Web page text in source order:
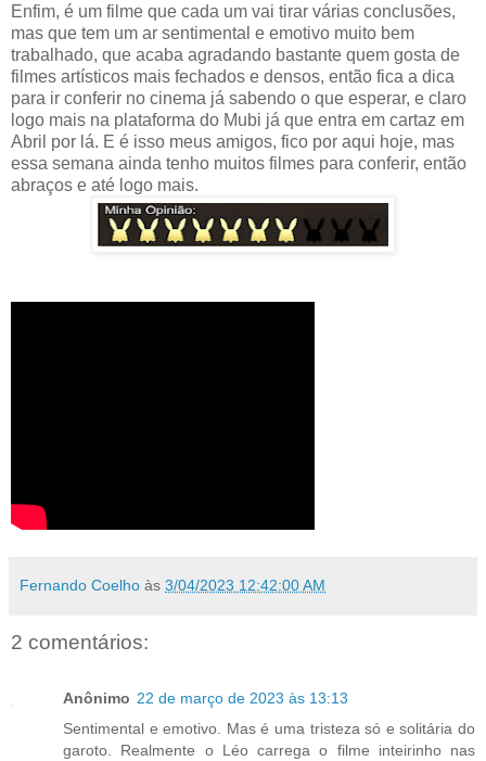
Enfim, é um filme que cada um vai tirar várias conclusões,
mas que tem um ar sentimental e emotivo muito bem
trabalhado, que acaba agradando bastante quem gosta de
filmes artísticos mais fechados e densos, então fica a dica
para ir conferir no cinema já sabendo o que esperar, e claro
logo mais na plataforma do Mubi já que entra em cartaz em
Abril por lá. E é isso meus amigos, fico por aqui hoje, mas
essa semana ainda tenho muitos filmes para conferir, então
abraços e até logo mais.
Fernando Coelho às 3/04/2023 12:42:00 AM
2 comentários:
Anônimo 22 de março de 2023 às 13:13
Sentimental e emotivo. Mas é uma tristeza só e solitária do
garoto. Realmente o Léo carrega o filme inteirinho nas